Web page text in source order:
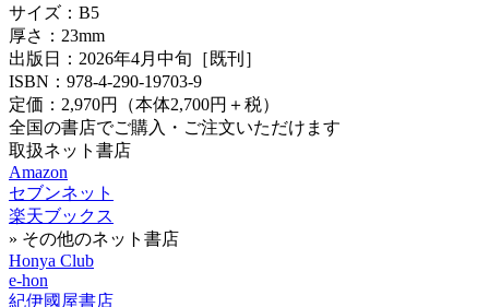
サイズ： B5
厚さ： 23mm
出版日： 2026年4月中旬 ［既刊］
ISBN： 978-4-290-19703-9
定価： 2,970円
（本体2,700円＋税）
全国の書店でご購入・ご注文いただけます
取扱ネット書店
Amazon
セブンネット
楽天ブックス
» その他のネット書店
Honya Club
e-hon
紀伊國屋書店